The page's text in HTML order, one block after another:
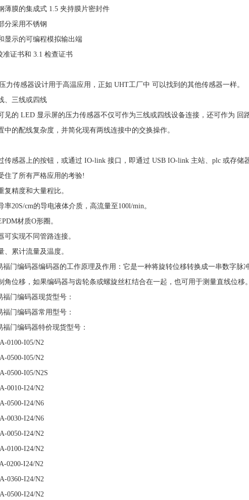
薄膜的集成式 1.5 夹持膜片密封件
分采用不锈钢
显示的可编程模拟输出端
准证书和 3.1 检查证书
力传感器设计用于高温应用，正如 UHT工厂中 可以找到的其他传感器一样。
、三线或四线
见的 LED 显示屏的压力传感器不仅可作为三线或四线设备连接，还可作为 回
中的配线复杂度，并简化现有两线连接中的交换操作。
传感器上的按钮，或通过 IO-link 接口，即通过 USB IO-link 主站、plc 或存储
住了所有严格应用的考验!
复精度和大量程比。
率20S/cm的导电液体介质，高流量至100l/min。
材质O形圈。
可实现不同管路连接。
、累计流量及温度。
福门编码器编码器的工作原理及作用：它是一种将旋转位移转换成一串数字脉
角位移，如果编码器与齿轮条或螺旋丝杠结合在一起，也可用于测量直线位移。
门编码器现货型号：
门编码器常用型号：
福门编码器特价现货型号：
0100-I05/N2
0500-I05/N2
0500-I05/N2S
0010-I24/N2
0500-I24/N6
0030-I24/N6
0050-I24/N2
0100-I24/N2
0200-I24/N2
0360-I24/N2
0500-I24/N2